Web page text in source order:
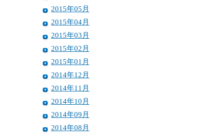
2015年05月
2015年04月
2015年03月
2015年02月
2015年01月
2014年12月
2014年11月
2014年10月
2014年09月
2014年08月